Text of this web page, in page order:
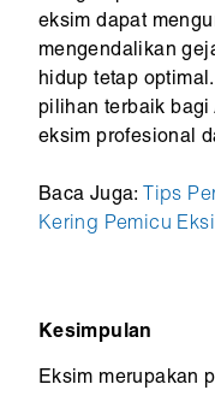
eksim dapat
mengendalikan
hidup tetap
pilihan terbaik
eksim profesional
Baca Juga: Tips
Kering Pemicu
Kesimpulan
Eksim merupakan